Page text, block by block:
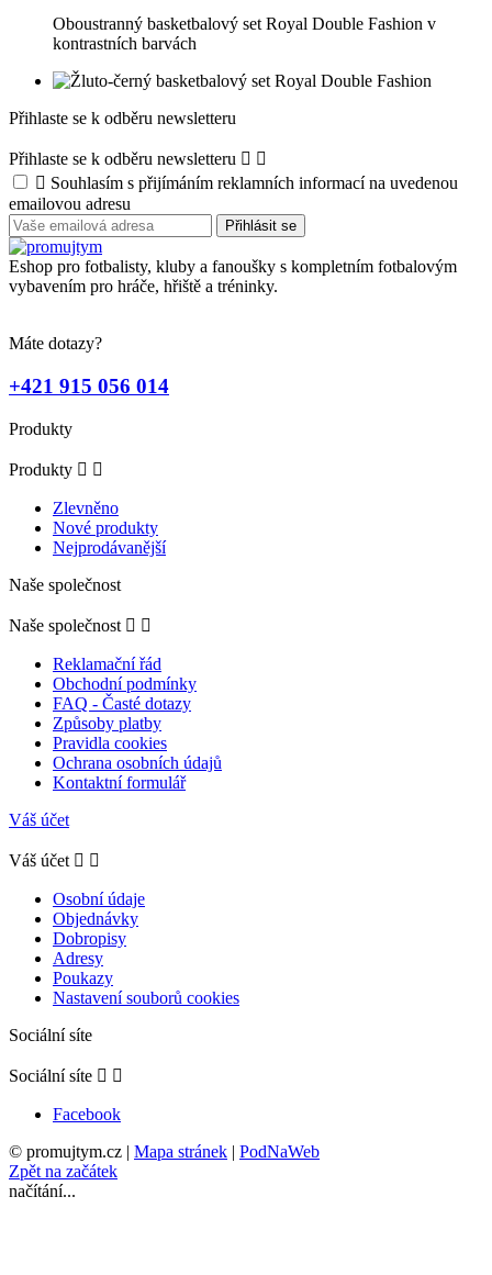
Oboustranný basketbalový set Royal Double Fashion v
kontrastních barvách
Přihlaste se k odběru newsletteru
Přihlaste se k odběru newsletteru  
 Souhlasím s přijímáním reklamních informací na uvedenou
emailovou adresu
Eshop pro fotbalisty, kluby a fanoušky s kompletním fotbalovým
vybavením pro hráče, hřiště a tréninky.
Máte dotazy?
+421 915 056 014
Produkty
Produkty  
Zlevněno
Nové produkty
Nejprodávanější
Naše společnost
Naše společnost  
Reklamační řád
Obchodní podmínky
FAQ - Časté dotazy
Způsoby platby
Pravidla cookies
Ochrana osobních údajů
Kontaktní formulář
Váš účet
Váš účet  
Osobní údaje
Objednávky
Dobropisy
Adresy
Poukazy
Nastavení souborů cookies
Sociální síte
Sociální síte  
Facebook
© promujtym.cz | Mapa stránek | PodNaWeb
Zpět na začátek
načítání...